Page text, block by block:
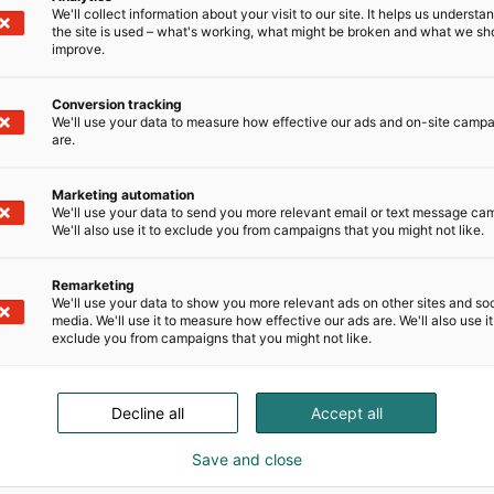
Trendejä ja inspiraatiota
ARENA
lisääville lajeille. Mielenkiintoista puhetta
kuullaan liikuntaan, kehonhuoltoon ja hyvinvointiin
We'll collect information about your visit to our site. It helps us
the site is used – what's working, what might be broken and what we
improve.
Conversion tracking
We'll use your data to measure how effective our ads and on-site
are.
Marketing automation
We'll use your data to send you more relevant email or text message
We'll also use it to exclude you from campaigns that you might not like.
Remarketing
We'll use your data to show you more relevant ads on other sites and
media. We'll use it to measure how effective our ads are. We'll also use
exclude you from campaigns that you might not like.
Accept all
Decline all
Save and close